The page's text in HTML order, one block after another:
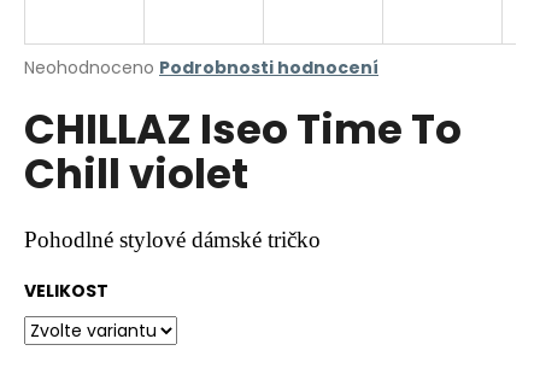
Průměrné
produktu
je
0,0
z
hvězdiček.
Neohodnoceno Podrobnosti hodnocení
CHILLAZ Iseo Time To
Chill violet
Pohodlné stylové dámské tričko
VELIKOST
j
t
?